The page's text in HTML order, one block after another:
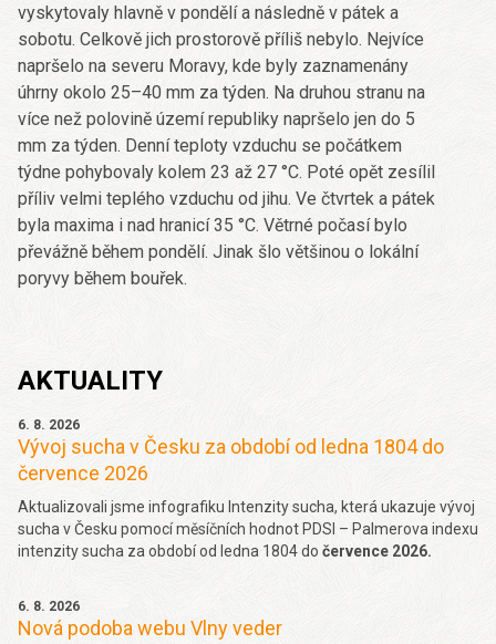
vyskytovaly hlavně v pondělí a následně v pátek a
sobotu. Celkově jich prostorově příliš nebylo. Nejvíce
napršelo na severu Moravy, kde byly zaznamenány
úhrny okolo 25–40 mm za týden. Na druhou stranu na
více než polovině území republiky napršelo jen do 5
mm za týden. Denní teploty vzduchu se počátkem
týdne pohybovaly kolem 23 až 27 °C. Poté opět zesílil
příliv velmi teplého vzduchu od jihu. Ve čtvrtek a pátek
byla maxima i nad hranicí 35 °C. Větrné počasí bylo
převážně během pondělí. Jinak šlo většinou o lokální
poryvy během bouřek.
AKTUALITY
6. 8. 2026
Vývoj sucha v Česku za období od ledna 1804 do
července 2026
Aktualizovali jsme infografiku Intenzity sucha, která ukazuje vývoj
sucha v Česku pomocí měsíčních hodnot PDSI – Palmerova indexu
intenzity sucha za období od ledna 1804 do července 2026.
6. 8. 2026
Nová podoba webu Vlny veder